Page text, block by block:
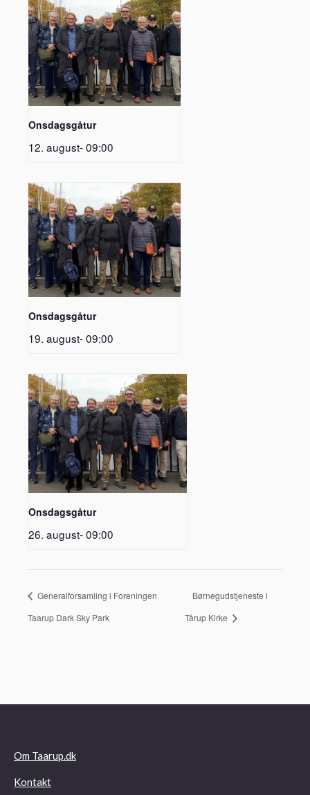
Onsdagsgåtur
12. august- 09:00
Onsdagsgåtur
19. august- 09:00
Onsdagsgåtur
26. august- 09:00
Generalforsamling i Foreningen
Taarup Dark Sky Park
Børnegudstjeneste i
Tårup Kirke
Om Taarup.dk
Kontakt